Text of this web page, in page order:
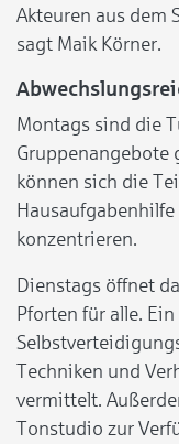
Akteuren aus dem
sagt Maik Körner.
Montags sind die
Gruppenangebote
können sich die
konzentrieren.
Dienstags öffnet
Pforten für alle.
Techniken und
vermittelt.
Tonstudio zur